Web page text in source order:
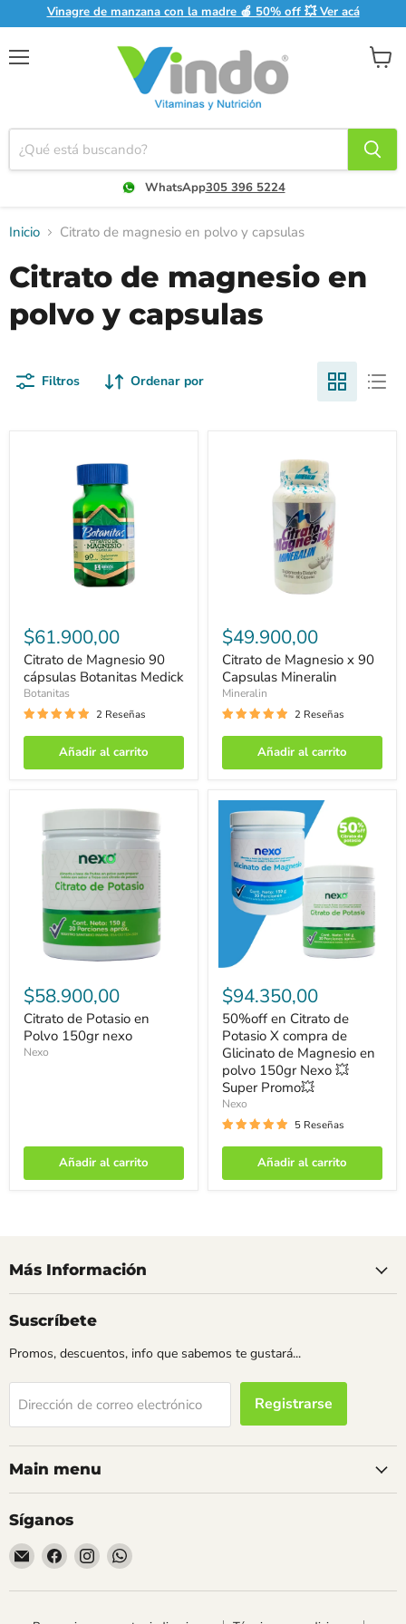
Vinagre de manzana con la madre 🍎 50% off 💥 Ver acá
WhatsApp305 396 5224
Ver
Inicio Citrato de magnesio en polvo y capsulas
Citrato de magnesio en
polvo y capsulas
Filtros Ordenar por
de
Magnesio
90
cápsulas
Botanitas
Medick
$61.900,00
Citrato de Magnesio 90
cápsulas Botanitas Medick
Botanitas
2 Reseñas
Añadir al carrito
de
Magnesio
x
90
Capsulas
Mineralin
$49.900,00
Citrato de Magnesio x 90
Capsulas Mineralin
Mineralin
2 Reseñas
Añadir al carrito
de
Potasio
en
Polvo
150gr
nexo
$58.900,00
Citrato de Potasio en
Polvo 150gr nexo
Nexo
Añadir al carrito
en
Citrato
de
Potasio
X
compra
de
Glicinato
de
Magnesio
en
polvo
Nexo
$94.350,00
50%off en Citrato de
Potasio X compra de
Glicinato de Magnesio en
polvo 150gr Nexo 💥
Super Promo💥
Nexo
5 Reseñas
Añadir al carrito
Más Información
Suscríbete
Promos, descuentos, info que sabemos te gustará...
Dirección de correo electrónico Registrarse
Main menu
Síganos
Encuéntrenos
Correo
Encuéntrenos
Facebook
Encuéntrenos
Instagram
Encuéntrenos
WhatsApp